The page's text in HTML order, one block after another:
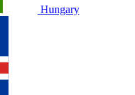
Hungary